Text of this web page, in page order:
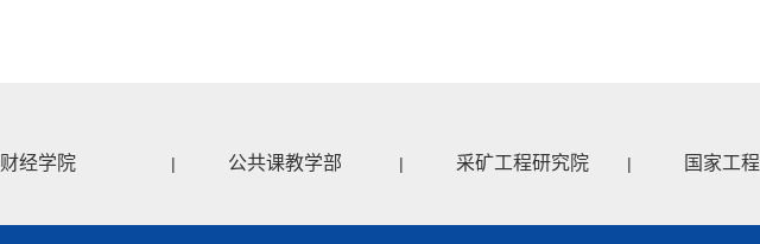
财经学院 | 公共课教学部 | 采矿工程研究院 | 国家工